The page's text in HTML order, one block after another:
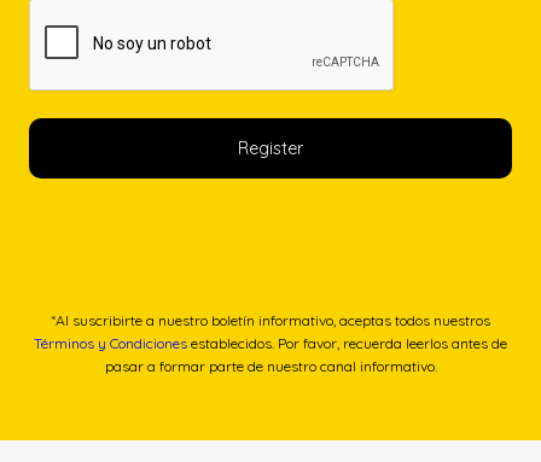
*Al suscribirte a nuestro boletín informativo, aceptas todos nuestros
Términos y Condiciones establecidos. Por favor, recuerda leerlos antes de
pasar a formar parte de nuestro canal informativo.